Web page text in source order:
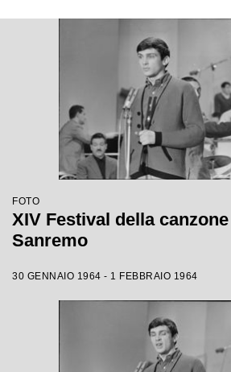
FOTO
XIV Festival della
Sanremo
30 GENNAIO 1964 - 1 FEBBRAIO 1964